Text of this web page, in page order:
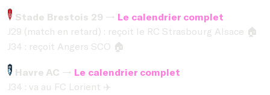
Stade Brestois 29 → Le calendrier complet
J29 (match en retard) : reçoit le RC Strasbourg Alsace 🏠
J34 : reçoit Angers SCO 🏠
Havre AC → Le calendrier complet
J34 : va au FC Lorient ✈️